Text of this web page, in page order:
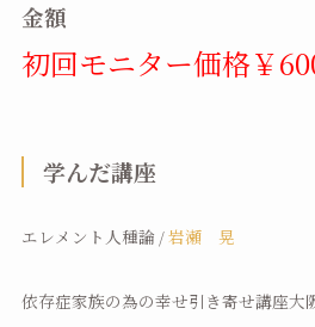
金額
初回モニター価格￥
学んだ講座
エレメント人種論 /岩瀬 晃
依存症家族の為の幸せ引き寄せ講座大